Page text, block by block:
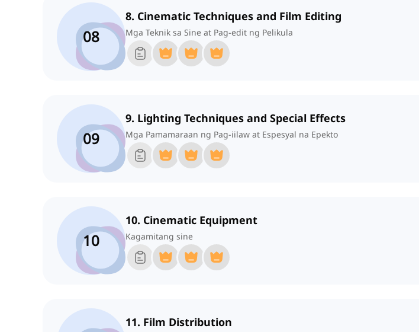
08
8. Cinematic Techniques and Film Editing
Mga Teknik sa Sine at Pag-edit ng Pelikula
09
9. Lighting Techniques and Special Effects
Mga Pamamaraan ng Pag-iilaw at Espesyal na Epekto
10
10. Cinematic Equipment
Kagamitang sine
11. Film Distribution